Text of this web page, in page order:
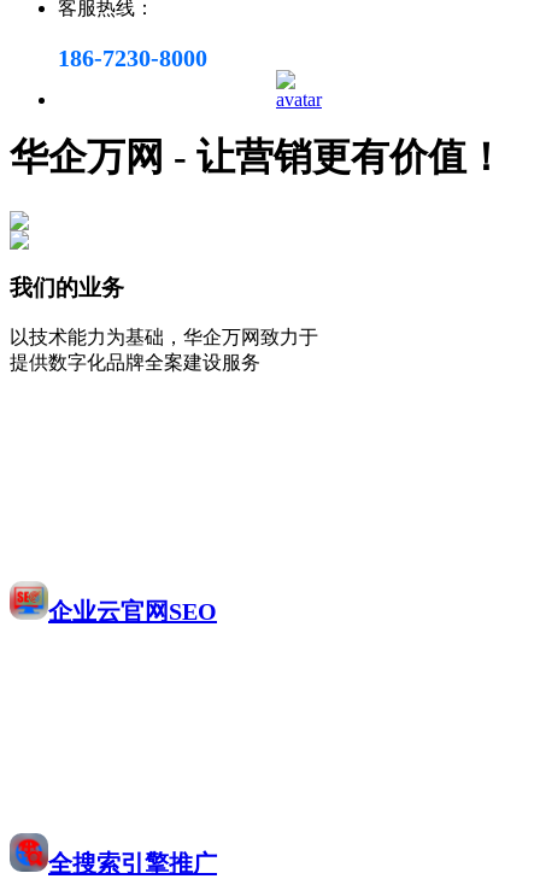
客服热线：
186-7230-8000
华企万网 - 让营销更有价值！
我们的业务
以技术能力为基础，华企万网致力于
提供数字化品牌全案建设服务
企业云官网SEO
全搜索引擎推广